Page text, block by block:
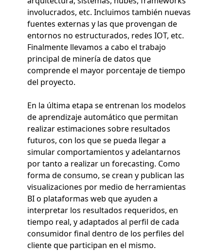
involucrados, etc. Incluimos también nuevas
fuentes externas y las que provengan de
entornos no estructurados, redes IOT, etc.
Finalmente llevamos a cabo el trabajo
principal de minería de datos que
comprende el mayor porcentaje de tiempo
del proyecto.
En la última etapa se entrenan los modelos
de aprendizaje automático que permitan
realizar estimaciones sobre resultados
futuros, con los que se pueda llegar a
simular comportamientos y adelantarnos
por tanto a realizar un forecasting. Como
forma de consumo, se crean y publican las
visualizaciones por medio de herramientas
BI o plataformas web que ayuden a
interpretar los resultados requeridos, en
tiempo real, y adaptados al perfil de cada
consumidor final dentro de los perfiles del
cliente que participan en el mismo.